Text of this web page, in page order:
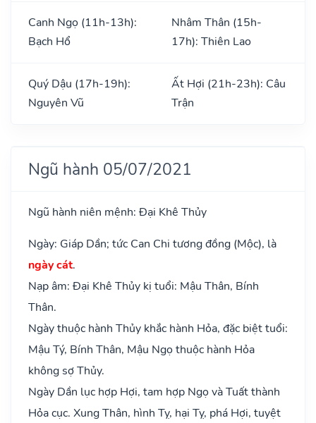
Canh Ngọ (11h-13h):
Bạch Hổ
Nhâm Thân (15h-
17h): Thiên Lao
Quý Dậu (17h-19h):
Nguyên Vũ
Ất Hợi (21h-23h): Câu
Trận
Ngũ hành 05/07/2021
Ngũ hành niên mệnh: Đại Khê Thủy
Ngày: Giáp Dần; tức Can Chi tương đồng (Mộc), là
ngày cát.
Nạp âm: Đại Khê Thủy kị tuổi: Mậu Thân, Bính
Thân.
Ngày thuộc hành Thủy khắc hành Hỏa, đặc biệt tuổi:
Mậu Tý, Bính Thân, Mậu Ngọ thuộc hành Hỏa
không sợ Thủy.
Ngày Dần lục hợp Hợi, tam hợp Ngọ và Tuất thành
Hỏa cục. Xung Thân, hình Tỵ, hại Tỵ, phá Hợi, tuyệt